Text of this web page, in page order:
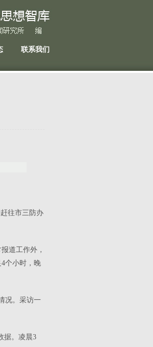
联系我们
往市三防办
道工作外，
4个小时，晚
况。采访一
据。凌晨3